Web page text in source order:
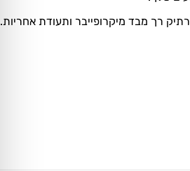
רך מבד מיקרופייבר ותעודת אחריות.